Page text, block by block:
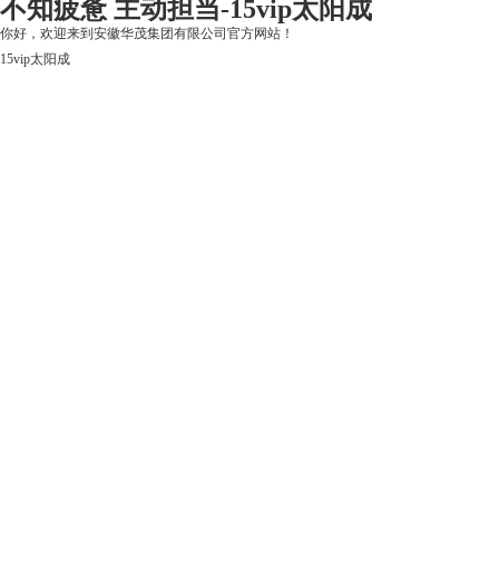
不知疲惫 主动担当-15vip太阳成
你好，欢迎来到安徽华茂集团有限公司官方网站！
15vip太阳成